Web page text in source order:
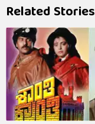
Related Stories